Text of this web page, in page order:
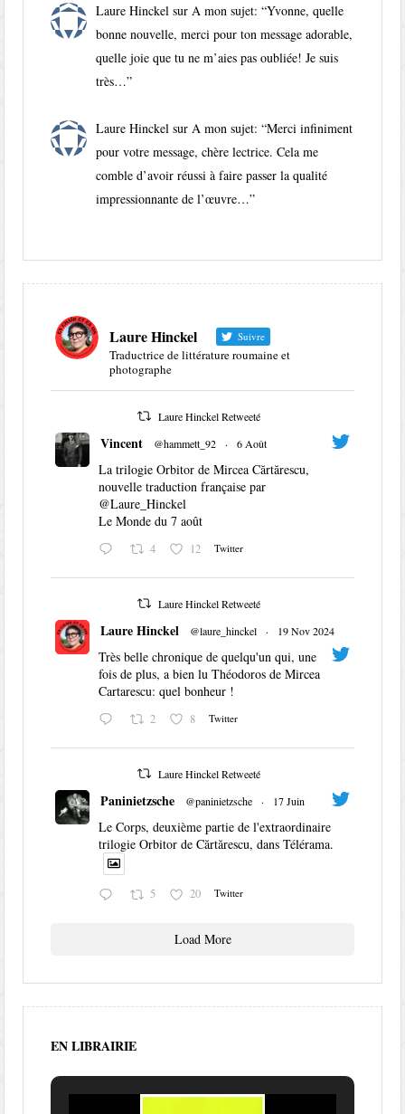
Laure Hinckel sur A mon sujet: “Yvonne, quelle
bonne nouvelle, merci pour ton message adorable,
quelle joie que tu ne m’aies pas oubliée! Je suis
très…”
Laure Hinckel surA mon sujet: “Merci infiniment
pour votre message, chère lectrice. Cela me
comble d’avoir réussi à faire passer la qualité
impressionnante de l’œuvre…”
Laure Hinckel Suivre
Traductrice de littérature roumaine et
photographe
Laure Hinckel Retweeté
Vincent @hammett_92 · 6 Août
La trilogie Orbitor de Mircea Cărtărescu,
nouvelle traduction française par
@Laure_Hinckel
Le Monde du 7 août
4 12 Twitter
Laure Hinckel Retweeté
Laure Hinckel @laure_hinckel · 19 Nov 2024
Très belle chronique de quelqu'un qui, une
fois de plus, a bien lu Théodoros de Mircea
Cartarescu: quel bonheur !
2 8 Twitter
Laure Hinckel Retweeté
Paninietzsche @paninietzsche · 17 Juin
Le Corps, deuxième partie de l'extraordinaire
trilogie Orbitor de Cărtărescu, dans Télérama.
5 20 Twitter
Load More
EN LIBRAIRIE